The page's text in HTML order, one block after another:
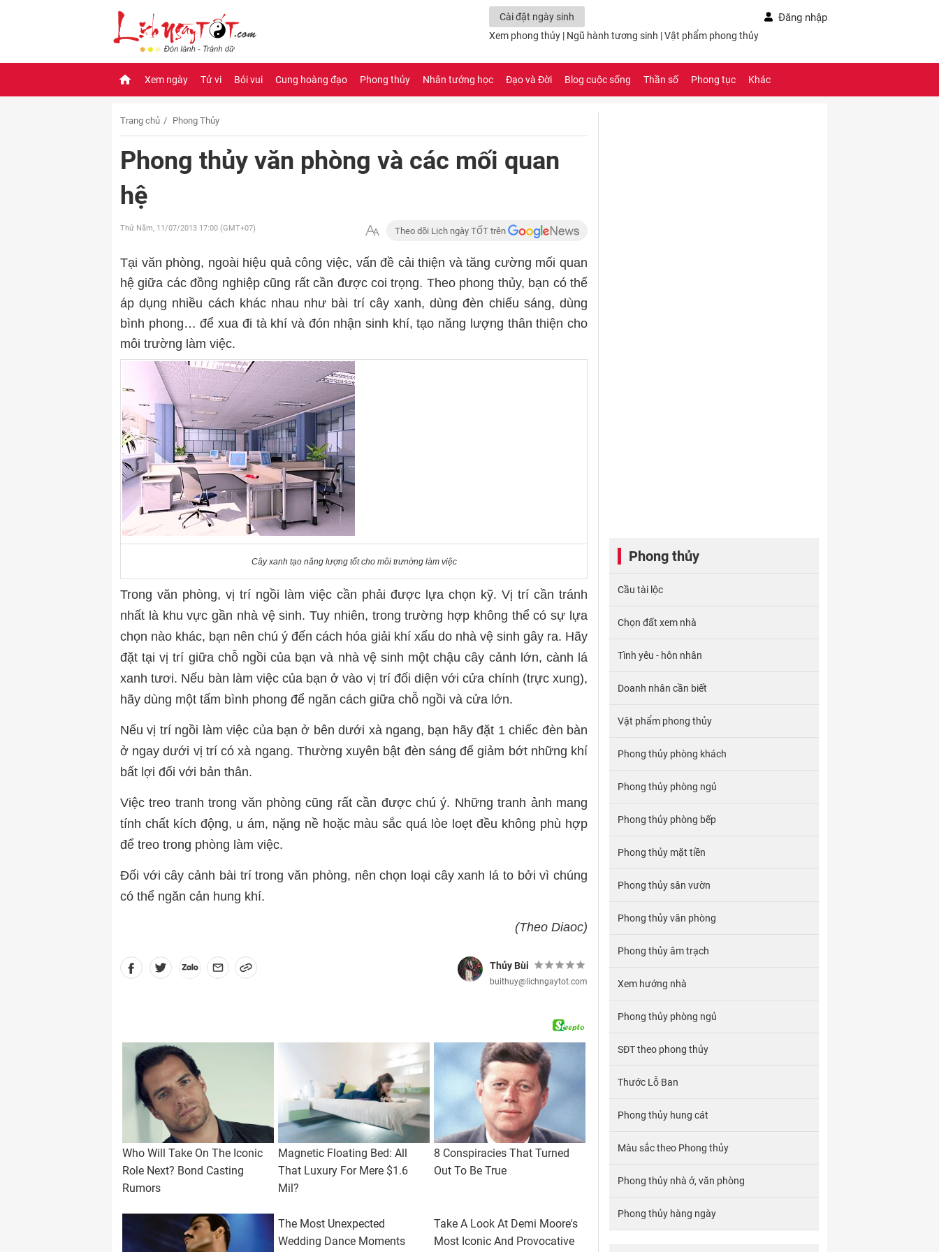
Cài đặt ngày sinh Đăng nhập
Xem phong thủy | Ngũ hành tương sinh |Vật phẩm phong thủy
Xem ngày Tử vi Bói vui Cung hoàng đạo Phong thủy Nhân tướng học Đạo và Đời Blog cuộc sống Thần số Phong tục Khác
Trang chủ Phong Thủy
Phong thủy văn phòng và các mối quan
hệ
Thứ Năm, 11/07/2013 17:00 (GMT+07) Theo dõi Lịch ngày TỐT trên
Tại văn phòng, ngoài hiệu quả công việc, vấn đề cải thiện và tăng cường mối quan
hệ giữa các đồng nghiệp cũng rất cần được coi trọng. Theo phong thủy, bạn có thể
áp dụng nhiều cách khác nhau như bài trí cây xanh, dùng đèn chiếu sáng, dùng
bình phong… để xua đi tà khí và đón nhận sinh khí, tạo năng lượng thân thiện cho
môi trường làm việc.
Cây xanh tạo năng lượng tốt cho môi trưnờng làm việc
Trong văn phòng, vị trí ngồi làm việc cần phải được lựa chọn kỹ. Vị trí cần tránh
nhất là khu vực gần nhà vệ sinh. Tuy nhiên, trong trường hợp không thể có sự lựa
chọn nào khác, bạn nên chú ý đến cách hóa giải khí xấu do nhà vệ sinh gây ra. Hãy
đặt tại vị trí giữa chỗ ngồi của bạn và nhà vệ sinh một chậu cây cảnh lớn, cành lá
xanh tươi. Nếu bàn làm việc của bạn ở vào vị trí đối diện với cửa chính (trực xung),
hãy dùng một tấm bình phong để ngăn cách giữa chỗ ngồi và cửa lớn.
Nếu vị trí ngồi làm việc của bạn ở bên dưới xà ngang, bạn hãy đặt 1 chiếc đèn bàn
ở ngay dưới vị trí có xà ngang. Thường xuyên bật đèn sáng để giảm bớt những khí
bất lợi đối với bản thân.
Việc treo tranh trong văn phòng cũng rất cần được chú ý. Những tranh ảnh mang
tính chất kích động, u ám, nặng nề hoặc màu sắc quá lòe loẹt đều không phù hợp
để treo trong phòng làm việc.
Đối với cây cảnh bài trí trong văn phòng, nên chọn loại cây xanh lá to bởi vì chúng
có thể ngăn cản hung khí.
(Theo Diaoc)
Thủy Bùi
buithuy@lichngaytot.com
Phong thủy
Cầu tài lộc
Chọn đất xem nhà
Tình yêu - hôn nhân
Doanh nhân cần biết
Vật phẩm phong thủy
Phong thủy phòng khách
Phong thủy phòng ngủ
Phong thủy phòng bếp
Phong thủy mặt tiền
Phong thủy sân vườn
Phong thủy văn phòng
Phong thủy âm trạch
Xem hướng nhà
Phong thủy phòng ngủ
SĐT theo phong thủy
Thước Lỗ Ban
Phong thủy hung cát
Màu sắc theo Phong thủy
Phong thủy nhà ở, văn phòng
Phong thủy hàng ngày